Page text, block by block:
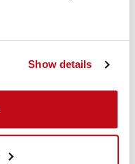
Show details